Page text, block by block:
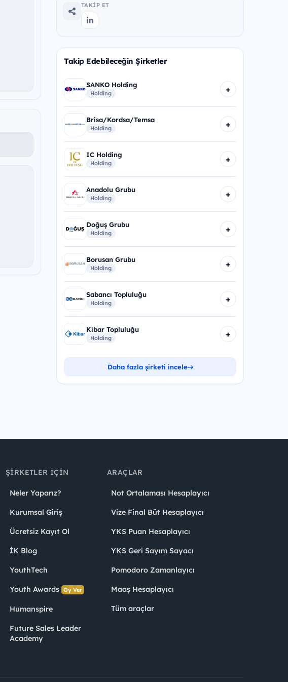
TAKIP ET
Takip Edebileceğin Şirketler
SANKO Holding
Holding +
Brisa/Kordsa/Temsa
Holding +
IC Holding
Holding +
Anadolu Grubu
Holding +
Doğuş Grubu
Holding +
Borusan Grubu
Holding +
Sabancı Topluluğu
Holding +
Kibar Topluluğu
Holding +
Daha fazla şirketi incele
ŞIRKETLER İÇIN
Neler Yaparız?
Kurumsal Giriş
Ücretsiz Kayıt Ol
İK Blog
YouthTech
Youth Awards Oy Ver
Humanspire
Future Sales Leader
Academy
ARAÇLAR
Not Ortalaması Hesaplayıcı
Vize Final Büt Hesaplayıcı
YKS Puan Hesaplayıcı
YKS Geri Sayım Sayacı
Pomodoro Zamanlayıcı
Maaş Hesaplayıcı
Tüm araçlar